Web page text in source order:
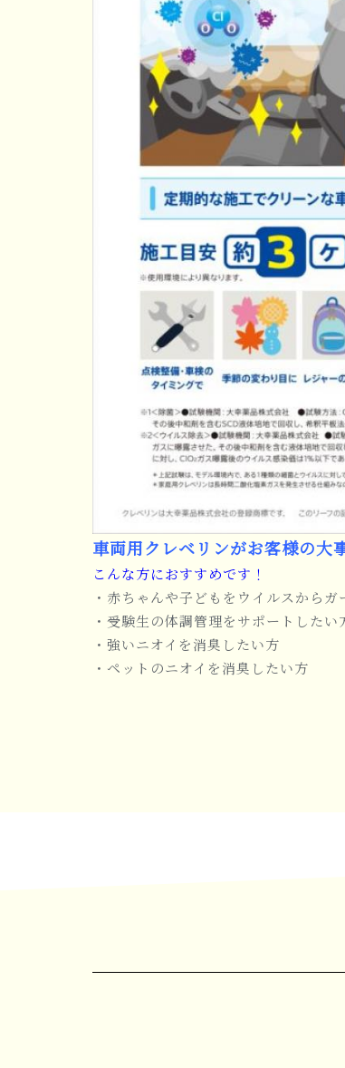
車両用クレベリンがお客様の大
こんな方におすすめです！
・赤ちゃんや子どもをウイルスからガ
・受験生の体調管理をサポートしたい
・強いニオイを消臭したい方
・ペットのニオイを消臭したい方